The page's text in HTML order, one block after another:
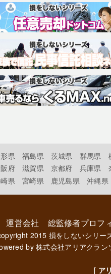
県 福島県 茨城県 群馬県
府 滋賀県 京都府 兵庫県
県 宮崎県 鹿児島県 沖縄県
運営会社 総監修者プロフ
2015 損をしないシリー
by株式会社アリアクラン
[ ア